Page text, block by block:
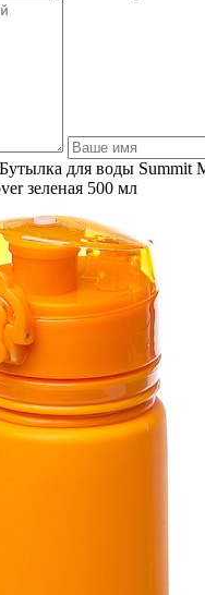
для воды Summit
зеленая 500 мл